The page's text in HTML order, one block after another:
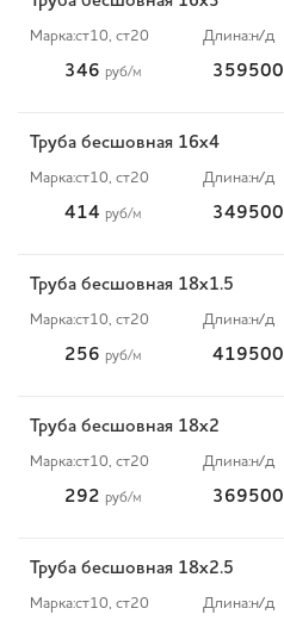
Марка:ст10, ст20 Длина:н/д
346 руб/м 359500
Труба бесшовная 16х4
Марка:ст10, ст20 Длина:н/д
414 руб/м 349500
Труба бесшовная 18х1.5
Марка:ст10, ст20 Длина:н/д
256 руб/м 419500
Труба бесшовная 18х2
Марка:ст10, ст20 Длина:н/д
292 руб/м 369500
Труба бесшовная 18х2.5
Марка:ст10, ст20 Длина:н/д